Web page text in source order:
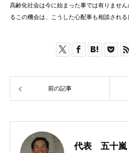
高齢化社会は今に始まった事では有りませ
るこの機会は、こうした心配事も相談される
前の記事
代表 五十嵐